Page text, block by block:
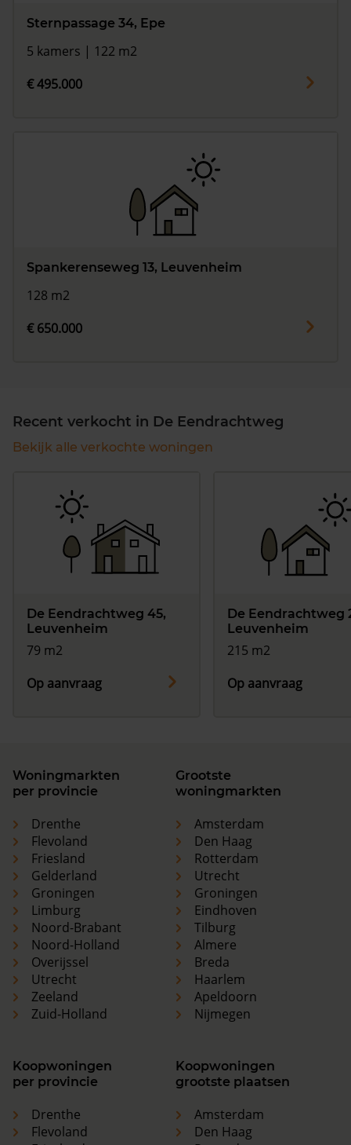
Sternpassage 34, Epe
5 kamers | 122 m2
€ 495.000
Spankerenseweg 13, Leuvenheim
128 m2
€ 650.000
Recent verkocht in De Eendrachtweg
Bekijk alle verkochte woningen
De Eendrachtweg 45,
Leuvenheim
79 m2
Op aanvraag
De Eendrachtweg
Leuvenheim
215 m2
Op aanvraag
Woningmarkten
per provincie
Drenthe
Flevoland
Friesland
Gelderland
Groningen
Limburg
Noord-Brabant
Noord-Holland
Overijssel
Utrecht
Zeeland
Zuid-Holland
Grootste
woningmarkten
Amsterdam
Den Haag
Rotterdam
Utrecht
Groningen
Eindhoven
Tilburg
Almere
Breda
Haarlem
Apeldoorn
Nijmegen
Koopwoningen
per provincie
Drenthe
Flevoland
Koopwoningen
grootste plaatsen
Amsterdam
Den Haag